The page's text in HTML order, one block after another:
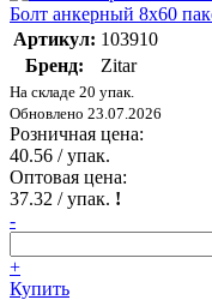
Болт анкерный 8х60
Артикул: 103910
Бренд:
Zitar
На складе 20 упак.
Обновлено 23.07.2026
Розничная цена:
40.56 / упак.
Оптовая цена:
37.32 / упак. !
-
+
Купить